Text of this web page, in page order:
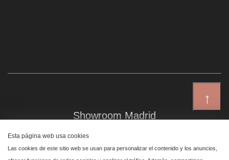
↑
Showroom Madrid
Plaza de Canalejas 6, 4 izq
Centro, 28014 Madrid
Esta página web usa cookies
Las cookies de este sitio web se usan para personalizar el contenido y los anuncios,